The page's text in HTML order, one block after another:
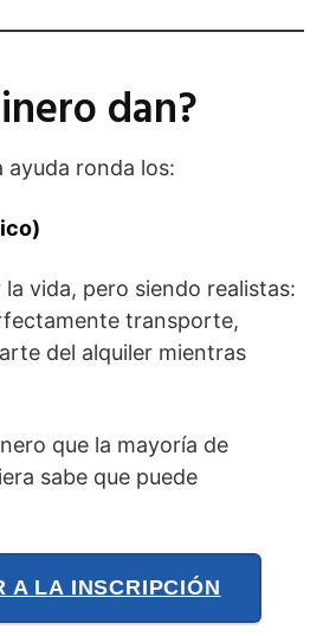
dan?
ayuda ronda los:
vida, pero siendo realistas:
transporte,
del alquiler mientras
que la mayoría de
sabe que puede
A LA INSCRIPCIÓN